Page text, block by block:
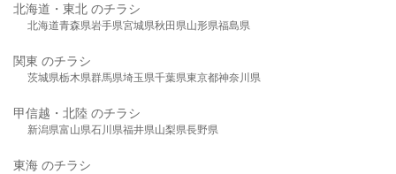
北海道・東北 のチラシ
北海道青森県岩手県宮城県秋田県山形県福島県
関東 のチラシ
茨城県栃木県群馬県埼玉県千葉県東京都神奈川県
甲信越・北陸 のチラシ
新潟県富山県石川県福井県山梨県長野県
東海 のチラシ